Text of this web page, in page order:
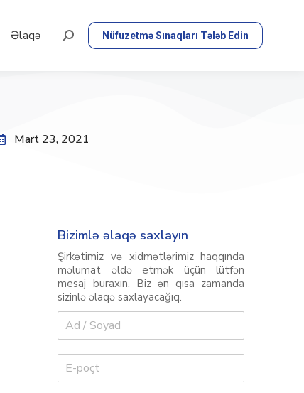
Əlaqə Nüfuzetmə Sınaqları Tələb Edin
Mart 23, 2021
Bizimlə əlaqə saxlayın
Şirkətimiz və xidmətlərimiz haqqında
məlumat əldə etmək üçün lütfən
mesaj buraxın. Biz ən qısa zamanda
sizinlə əlaqə saxlayacağıq.